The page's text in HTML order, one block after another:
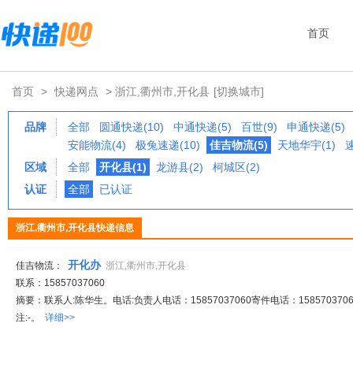
首页
首页 > 快递网点 > 浙江,衢州市,开化县 [切换城市]
品牌 全部 圆通快递(10) 中通快递(5) 百世(9)
申通快递(5)
安能物流(4)
极兔速递(10) 佳吉物流(5) 天地华宇(1)
区域
全部 开化县(1) 龙游县(2)
柯城区(2)
认证
全部 已认证
浙江,衢州市,开化县快递信息
佳吉物流： 开化办 浙江,衢州市,开化县
联系：15857037060
摘要：联系人:陈华生。电话:负责人电话：15857037060寄件电话：
注:-。 详细>>